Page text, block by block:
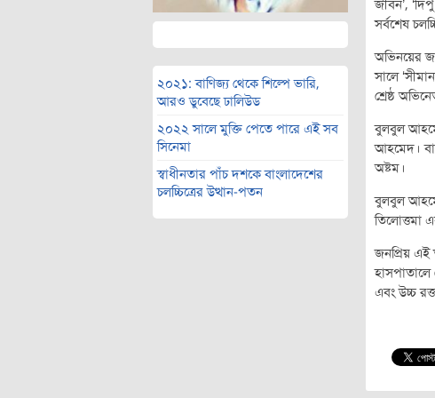
২০২১: বাণিজ্য থেকে শিল্পে ভারি,
আরও ডুবেছে ঢালিউড
২০২২ সালে মুক্তি পেতে পারে এই সব
সিনেমা
স্বাধীনতার পাঁচ দশকে বাংলাদেশের
চলচ্চিত্রের উত্থান-পতন
জীবন’, ‘দিপু
সর্বশেষ
অভিনয়ের
সালে
শ্রেষ্ঠ
বুলবুল
আহমেদ।
অষ্টম।
বুলবুল
তিলোত্তমা
জনপ্রিয় এই
এবং উচ্চ